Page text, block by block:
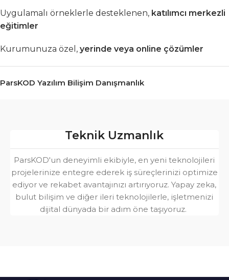
Uygulamalı örneklerle desteklenen, katılımcı merkezli
eğitimler
Kurumunuza özel, yerinde veya online çözümler
ParsKOD Yazılım Bilişim Danışmanlık
Teknik Uzmanlık
ParsKOD'un deneyimli ekibiyle, en yeni teknolojileri
projelerinize entegre ederek iş süreçlerinizi optimize
ediyor ve rekabet avantajınızı artırıyoruz. Yapay zeka,
bulut bilişim ve diğer ileri teknolojilerle, işletmenizi
dijital dünyada bir adım öne taşıyoruz. ​